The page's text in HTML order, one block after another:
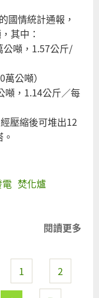
國情統計通報，
其中：
公噸，1.57公斤/
公噸）
噸，1.14公斤／每
壓縮後可堆出12
焚化爐
閱讀更多
1 2